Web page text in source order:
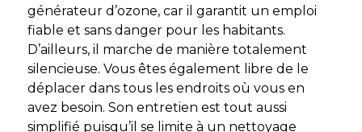
générateur d’ozone, car il garantit un emploi
fiable et sans danger pour les habitants.
D’ailleurs, il marche de manière totalement
silencieuse. Vous êtes également libre de le
déplacer dans tous les endroits où vous en
avez besoin. Son entretien est tout aussi
simplifié puisqu’il se limite à un nettoyage